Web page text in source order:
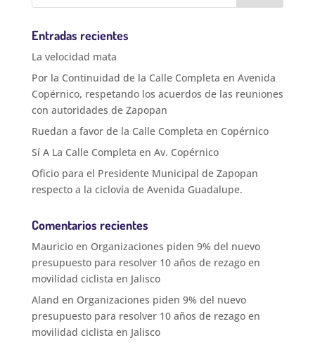
Entradas recientes
La velocidad mata
Por la Continuidad de la Calle Completa en Avenida
Copérnico, respetando los acuerdos de las reuniones
con autoridades de Zapopan
Ruedan a favor de la Calle Completa en Copérnico
Sí A La Calle Completa en Av. Copérnico
Oficio para el Presidente Municipal de Zapopan
respecto a la ciclovía de Avenida Guadalupe.
Comentarios recientes
Mauricioen Organizaciones piden 9% del nuevo
presupuesto para resolver 10 años de rezago en
movilidad ciclista en Jalisco
Aland en Organizaciones piden 9% del nuevo
presupuesto para resolver 10 años de rezago en
movilidad ciclista en Jalisco